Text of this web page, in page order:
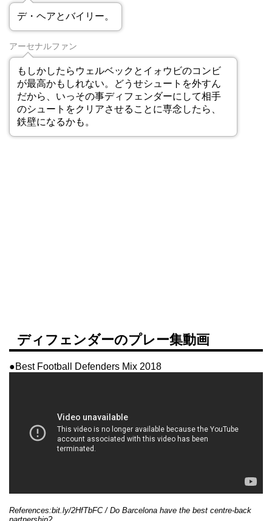
デ・ヘアとバイリー。
アーセナルファン
もしかしたらウェルベックとイォウビのコンビ
が最高かもしれない。どうせシュートを外すん
だから、いっその事ディフェンダーにして相手
のシュートをクリアさせることに専念したら、
鉄壁になるかも。
ディフェンダーのプレー集動画
●Best Football Defenders Mix 2018
References:bit.ly/2HfTbFC / Do Barcelona have the best centre-back